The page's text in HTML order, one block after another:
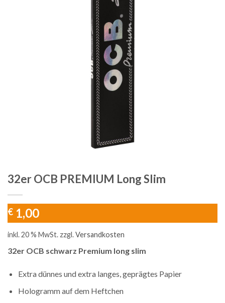
32er OCB PREMIUM Long Slim
€ 1,00
inkl. 20 % MwSt. zzgl.Versandkosten
32er OCB schwarz Premium long slim
Extra dünnes und extra langes, geprägtes Papier
Hologramm auf dem Heftchen